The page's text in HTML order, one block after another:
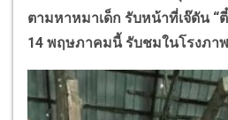
ตามหาหมาเด็ก รับหน้าที่เจ๊ดัน “
14 พฤษภาคมนี้ รับชมในโรงภา